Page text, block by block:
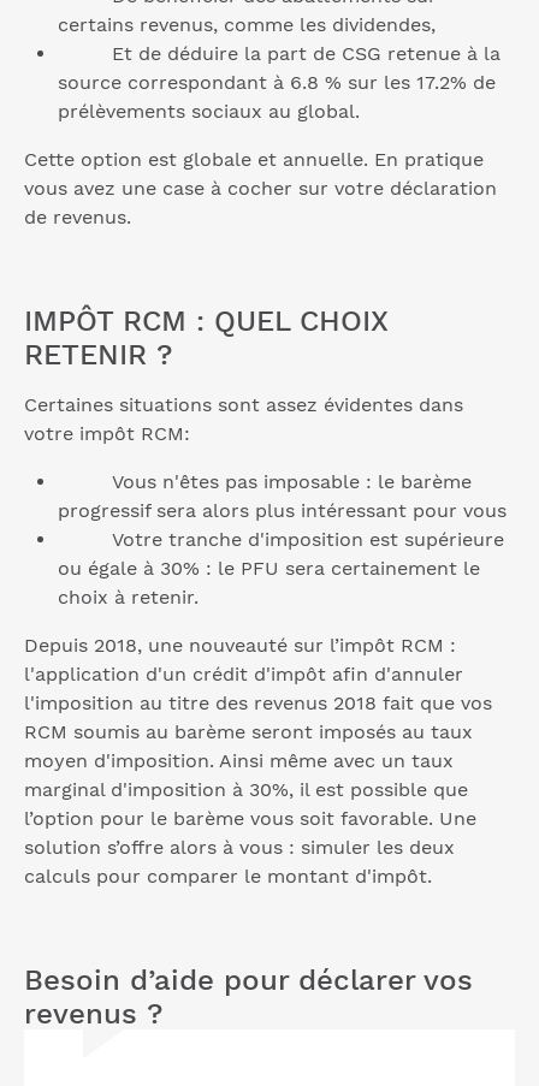
certains revenus, comme les dividendes,
Et de déduire la part de CSG retenue à la
source correspondant à 6.8 % sur les 17.2% de
prélèvements sociaux au global.
Cette option est globale et annuelle. En pratique
vous avez une case à cocher sur votre déclaration
de revenus.
IMPÔT RCM : QUEL CHOIX
RETENIR ?
Certaines situations sont assez évidentes dans
votre impôt RCM:
Vous n'êtes pas imposable : le barème
progressif sera alors plus intéressant pour vous
Votre tranche d'imposition est supérieure
ou égale à 30% : le PFU sera certainement le
choix à retenir.
Depuis 2018, une nouveauté sur l’impôt RCM :
l'application d'un crédit d'impôt afin d'annuler
l'imposition au titre des revenus 2018 fait que vos
RCM soumis au barème seront imposés au taux
moyen d'imposition. Ainsi même avec un taux
marginal d'imposition à 30%, il est possible que
l’option pour le barème vous soit favorable. Une
solution s’offre alors à vous : simuler les deux
calculs pour comparer le montant d'impôt.
Besoin d’aide pour déclarer vos
revenus ?